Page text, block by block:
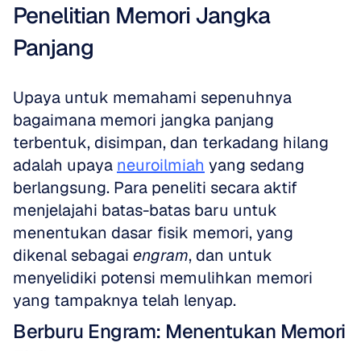
Penelitian Memori Jangka
Panjang
Upaya untuk memahami sepenuhnya
bagaimana memori jangka panjang
terbentuk, disimpan, dan terkadang hilang
adalah upaya neuroilmiah yang sedang
berlangsung. Para peneliti secara aktif
menjelajahi batas-batas baru untuk
menentukan dasar fisik memori, yang
dikenal sebagai engram, dan untuk
menyelidiki potensi memulihkan memori
yang tampaknya telah lenyap.
Berburu Engram: Menentukan Memori